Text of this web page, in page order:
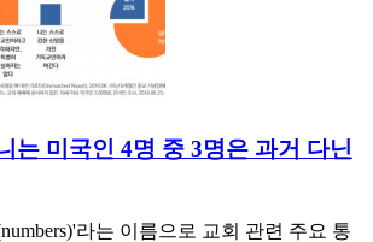
는 미국인 4명 중 3명은 과거 다닌
라는 이름으로 교회 관련 주요 통